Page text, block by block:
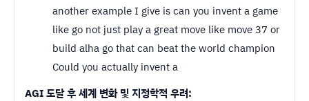
another example I give is can you invent a game
like go not just play a great move like move 37 or
build alha go that can beat the world champion
Could you actually invent a
AGI 도달 후 세계 변화 및 지정학적 우려: